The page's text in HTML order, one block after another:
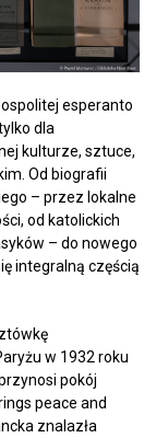
esperanto
dla
kulturze, sztuce,
Od biografii
– przez lokalne
od katolickich
– do nowego
integralną częścią
w 1932 roku
pokój
peace and
znalazła